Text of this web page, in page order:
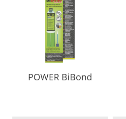
POWER BiBond